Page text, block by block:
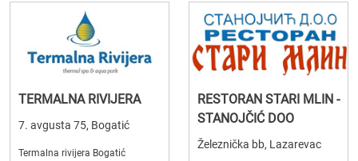
TERMALNA RIVIJERA
7. avgusta 75, Bogatić
Termalna rivijera Bogatić
RESTORAN STARI MLIN -
STANOJČIĆ DOO
Železnička bb, Lazarevac